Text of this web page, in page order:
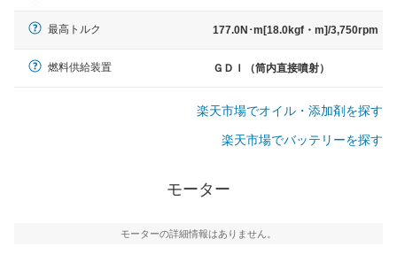
最高トルク 177.0N･m[18.0kgf・m]/3,750rpm
燃料供給装置 ＧＤＩ（筒内直接噴射）
楽天市場でオイル・添加剤を探す
楽天市場でバッテリーを探す
モーター
モーターの詳細情報はありません。